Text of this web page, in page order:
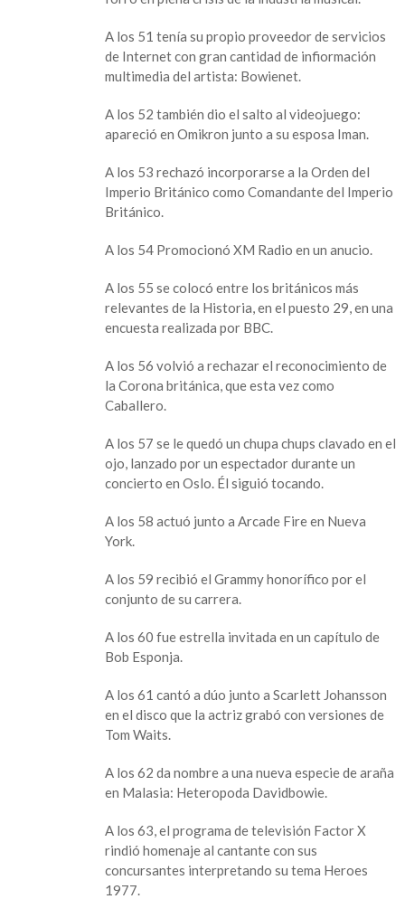
A los 51 tenía su propio proveedor de servicios
de Internet con gran cantidad de infiormación
multimedia del artista: Bowienet.
A los 52 también dio el salto al videojuego:
apareció en Omikron junto a su esposa Iman.
A los 53 rechazó incorporarse a la Orden del
Imperio Británico como Comandante del Imperio
Británico.
A los 54 Promocionó XM Radio en un anucio.
A los 55 se colocó entre los británicos más
relevantes de la Historia, en el puesto 29, en una
encuesta realizada por BBC.
A los 56 volvió a rechazar el reconocimiento de
la Corona británica, que esta vez como
Caballero.
A los 57 se le quedó un chupa chups clavado en el
ojo, lanzado por un espectador durante un
concierto en Oslo. Él siguió tocando.
A los 58 actuó junto a Arcade Fire en Nueva
York.
A los 59 recibió el Grammy honorífico por el
conjunto de su carrera.
A los 60 fue estrella invitada en un capítulo de
Bob Esponja.
A los 61 cantó a dúo junto a Scarlett Johansson
en el disco que la actriz grabó con versiones de
Tom Waits.
A los 62 da nombre a una nueva especie de araña
en Malasia: Heteropoda Davidbowie.
A los 63, el programa de televisión Factor X
rindió homenaje al cantante con sus
concursantes interpretando su tema Heroes
1977.